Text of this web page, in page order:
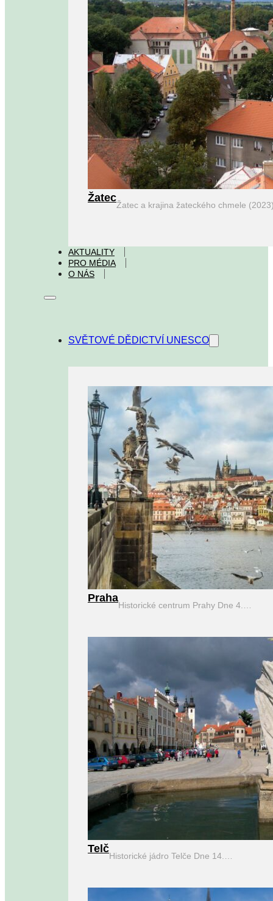
Žatec
Žatec a krajina žateckého chmele
AKTUALITY
PRO MÉDIA
O NÁS
SVĚTOVÉ DĚDICTVÍ UNESCO
Praha
Historické centrum Prahy Dne 4.…
Telč
Historické jádro Telče Dne 14.…